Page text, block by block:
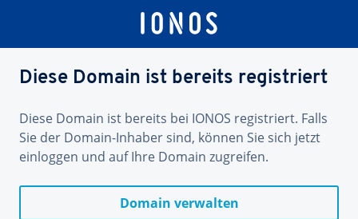
Diese Domain ist bereits registriert
Diese Domain ist bereits bei IONOS registriert. Falls
Sie der Domain-Inhaber sind, können Sie sich jetzt
einloggen und auf Ihre Domain zugreifen.
Domain verwalten